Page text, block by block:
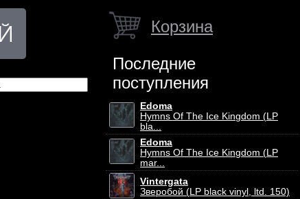
Корзина
Последние
поступления
Edoma
Hymns Of The Ice Kingdom (LP
bla...
Edoma
Hymns Of The Ice Kingdom (LP
mar...
Vintergata
Зверобой (LP black vinyl, ltd. 150)